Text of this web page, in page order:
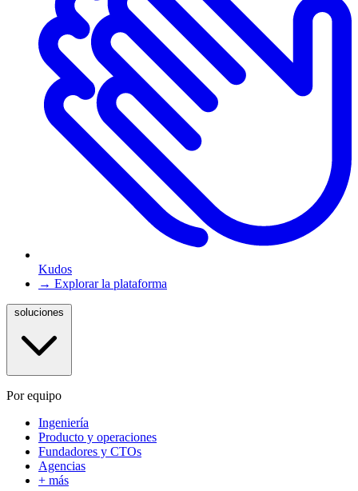
Kudos
→ Explorar la plataforma
Por equipo
Ingeniería
Producto y operaciones
Fundadores y CTOs
Agencias
+ más